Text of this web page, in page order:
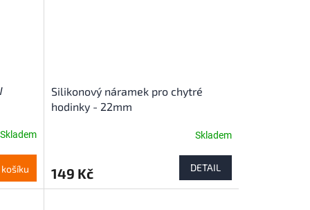
Skladem
košíku
Silikonový náramek pro chytré
hodinky - 22mm
Skladem
149 Kč DETAIL